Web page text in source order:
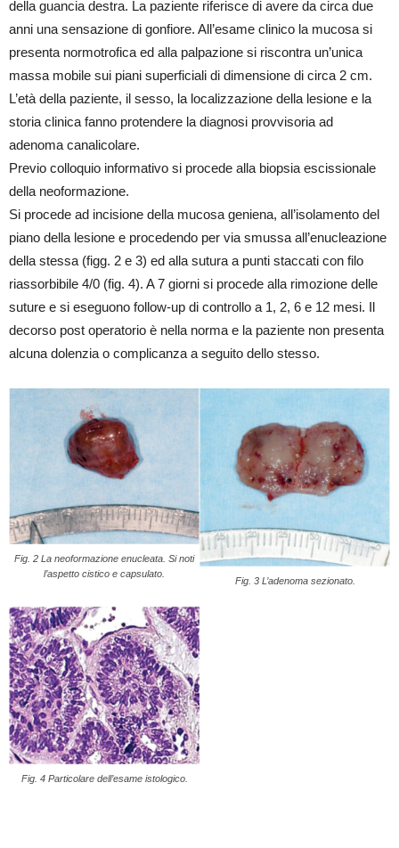
della guancia destra. La paziente riferisce di avere da circa due
anni una sensazione di gonfiore. All’esame clinico la mucosa si
presenta normotrofica ed alla palpazione si riscontra un’unica
massa mobile sui piani superficiali di dimensione di circa 2 cm.
L’età della paziente, il sesso, la localizzazione della lesione e la
storia clinica fanno protendere la diagnosi provvisoria ad
adenoma canalicolare.
Previo colloquio informativo si procede alla biopsia escissionale
della neoformazione.
Si procede ad incisione della mucosa geniena, all’isolamento del
piano della lesione e procedendo per via smussa all’enucleazione
della stessa (figg. 2 e 3) ed alla sutura a punti staccati con filo
riassorbibile 4/0 (fig. 4). A 7 giorni si procede alla rimozione delle
suture e si eseguono follow-up di controllo a 1, 2, 6 e 12 mesi. Il
decorso post operatorio è nella norma e la paziente non presenta
alcuna dolenzia o complicanza a seguito dello stesso.
Fig. 2 La neoformazione enucleata. Si noti
l’aspetto cistico e capsulato.
Fig. 3 L’adenoma sezionato.
Fig. 4 Particolare dell’esame istologico.